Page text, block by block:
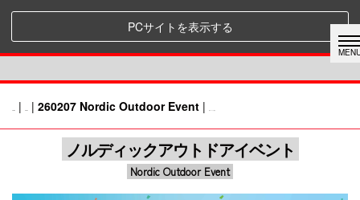
PCサイトを表示する
| | 260207 Nordic Outdoor Event |
ノルディックアウトドアイベント
Nordic Outdoor Event